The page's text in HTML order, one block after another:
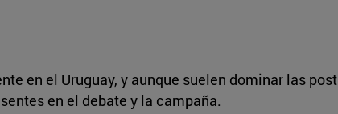
en el Uruguay, y aunque suelen dominar las
en el debate y la campaña.